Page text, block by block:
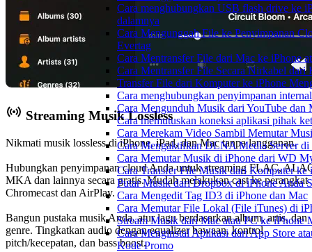
Cara menghubungkan USB flash drive ke
dalamnya
Cara Mengunggah File ke Penyimpanan
Evertag
Cara Mentransfer File dari Mac ke iPhone
Cara Mentransfer File Secara Nirkabel
Transfer File dari Komputer ke iPhone
Cara menghubungkan penyimpanan
Cara Mengunduh Musik dari YouTube
Cara memutuskan koneksi aplikasi pihak
Cara Merekam Video Sambil Memutar
Cara Mengaktifkan DLNA Media Server
Cara Memutar Musik di iPhone dari WD
Cara Transfer File Musik dari Komputer
Putar Musik dari Dropbox di iPhone Anda
Cara Mengedit Tag ID3 di iPhone dan Mac
Cara Memutar File Lokal (File iTunes) di
Stream Musik dari Mac atau PC ke iPhone
Cara Menginstal Aplikasi dari App Store
Kode Promo
Streaming Musik Lossless
Nikmati musik lossless di iPhone, iPad, dan Mac tanpa langganan.
Hubungkan penyimpanan cloud Anda untuk streaming FLAC,
MKA dan lainnya secara gratis. Mudah melakukan cast ke perangkat
Chromecast dan AirPlay.
Bangun pustaka musik Anda, atur lagu berdasarkan album, artis, dan
genre. Tingkatkan audio dengan equalizer bawaan, kontrol
pitch/kecepatan, dan bass boost.